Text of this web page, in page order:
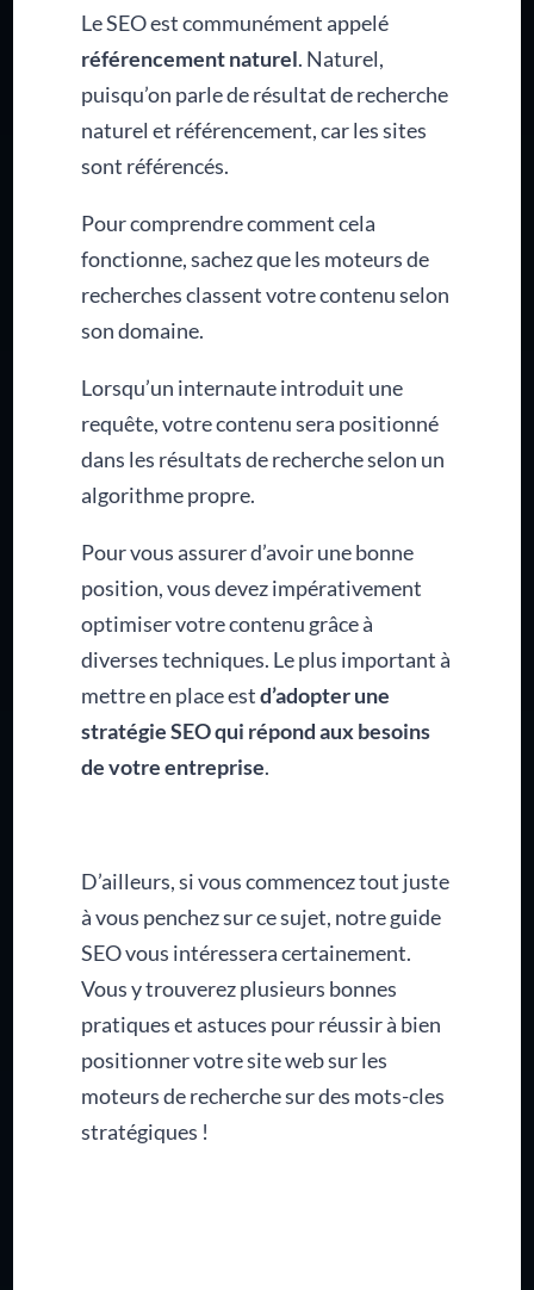
Le SEO est communément appelé
référencement naturel. Naturel,
puisqu’on parle de résultat de recherche
naturel et référencement, car les sites
sont référencés.
Pour comprendre comment cela
fonctionne, sachez que les moteurs de
recherches classent votre contenu selon
son domaine.
Lorsqu’un internaute introduit une
requête, votre contenu sera positionné
dans les résultats de recherche selon un
algorithme propre.
Pour vous assurer d’avoir une bonne
position, vous devez impérativement
optimiser votre contenu grâce à
diverses techniques. Le plus important à
mettre en place estd’adopter une
stratégie SEO qui répond aux besoins
de votre entreprise.
D’ailleurs, si vous commencez tout juste
à vous penchez sur ce sujet, notre guide
SEO vous intéressera certainement.
Vous y trouverez plusieurs bonnes
pratiques et astuces pour réussir à bien
positionner votre site web sur les
moteurs de recherche sur des mots-cles
stratégiques !